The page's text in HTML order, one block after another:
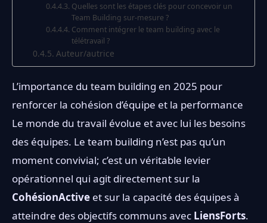
Quelles sont les étapes clés pour concevoir un
Team Building sur-mesure ?
Comment intégrer le team building avec le
télétravail ?
Auteur/autrice
L’importance du team building en 2025 pour
renforcer la cohésion d’équipe et la performance
Le monde du travail évolue et avec lui les besoins
des équipes. Le team building n’est pas qu’un
moment convivial; c’est un véritable levier
opérationnel qui agit directement sur la
CohésionActive et sur la capacité des équipes à
atteindre des objectifs communs avec LiensForts.